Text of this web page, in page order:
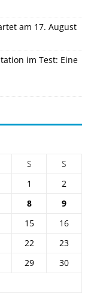
am 17. August
im Test: Eine
S
S
1
2
8
9
15
16
22
23
29
30